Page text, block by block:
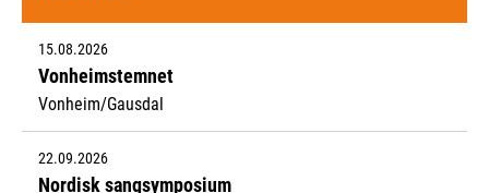
15.08.2026
Vonheimstemnet
Vonheim/Gausdal
22.09.2026
Nordisk sangsymposium